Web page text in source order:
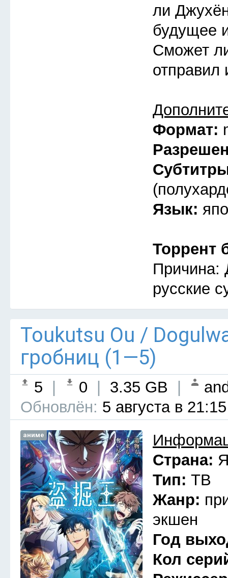
ли
будущее
Сможет
отправил
Формат:
Язык:
Торрент
Причина:
русские
Тоukutsu Оu /
гробниц (1—5)
5 0 3.35 GB
Обновлён: 5 августа в 21:15
аниме
Страна:
Тип: ТВ
Жанр:
экшен
Год
Кол